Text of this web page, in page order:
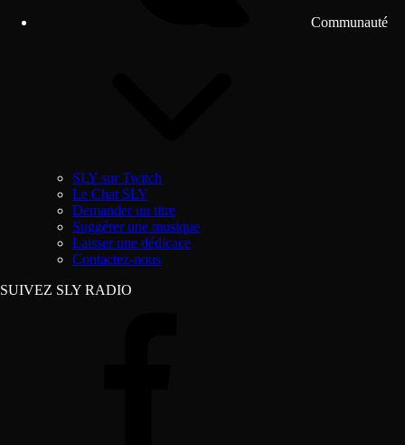
Communauté
SLY sur Twitch
Le Chat SLY
Demander un titre
Suggérer une musique
Laisser une dédicace
Contactez-nous
SUIVEZ SLY RADIO